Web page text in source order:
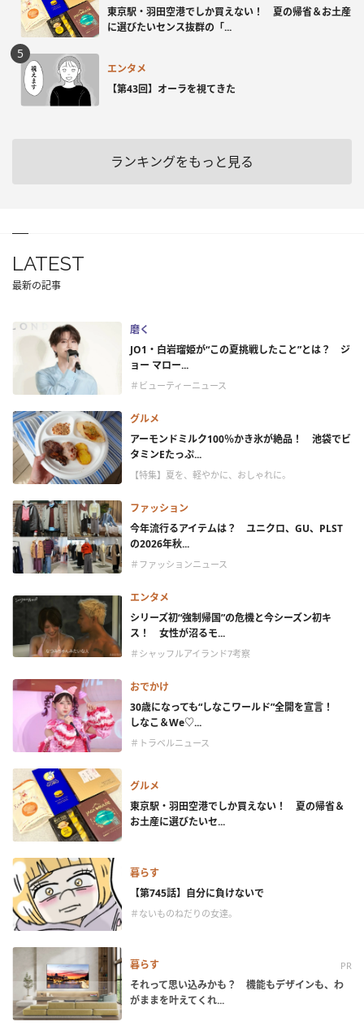
東京駅・羽田空港でしか買えない！ 夏の帰省＆お土産
に選びたいセンス抜群の「...
エンタメ
【第43回】オーラを視てきた
ランキングをもっと見る
LATEST
最新の記事
磨く
JO1・白岩瑠姫が“この夏挑戦したこと”とは？ ジ
ョー マロー...
＃ビューティーニュース
グルメ
アーモンドミルク100％かき氷が絶品！ 池袋でビ
タミンEたっぷ...
【特集】夏を、軽やかに、おしゃれに。
ファッション
今年流行るアイテムは？ ユニクロ、GU、PLST
の2026年秋...
＃ファッションニュース
エンタメ
シリーズ初“強制帰国”の危機と今シーズン初キ
ス！ 女性が沼るモ...
＃シャッフルアイランド7考察
おでかけ
30歳になっても“しなこワールド”全開を宣言！
しなこ＆We♡...
＃トラベルニュース
グルメ
東京駅・羽田空港でしか買えない！ 夏の帰省＆
お土産に選びたいセ...
暮らす
【第745話】自分に負けないで
＃ないものねだりの女達。
暮らす PR
それって思い込みかも？ 機能もデザインも、わ
がままを叶えてくれ...